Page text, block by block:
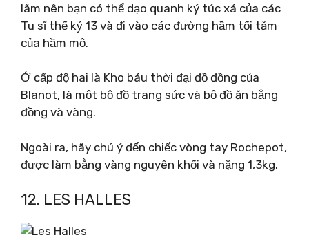
lãm nên bạn có thể dạo quanh ký túc xá của các
Tu sĩ thế kỷ 13 và đi vào các đường hầm tối tăm
của hầm mộ.
Ở cấp độ hai là Kho báu thời đại đồ đồng của
Blanot, là một bộ đồ trang sức và bộ đồ ăn bằng
đồng và vàng.
Ngoài ra, hãy chú ý đến chiếc vòng tay Rochepot,
được làm bằng vàng nguyên khối và nặng 1,3kg.
12. LES HALLES